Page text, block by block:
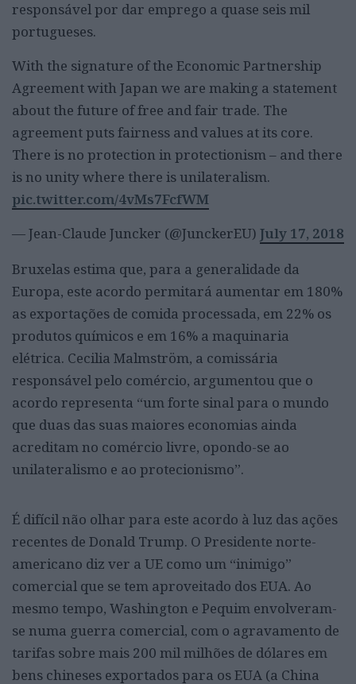
responsável por dar emprego a quase seis mil
portugueses.
With the signature of the Economic Partnership
Agreement with Japan we are making a statement
about the future of free and fair trade. The
agreement puts fairness and values at its core.
There is no protection in protectionism – and there
is no unity where there is unilateralism.
pic.twitter.com/4vMs7FcfWM
— Jean-Claude Juncker (@JunckerEU) July 17, 2018
Bruxelas estima que, para a generalidade da
Europa, este acordo permitará aumentar em 180%
as exportações de comida processada, em 22% os
produtos químicos e em 16% a maquinaria
elétrica. Cecilia Malmström, a comissária
responsável pelo comércio, argumentou que o
acordo representa “um forte sinal para o mundo
que duas das suas maiores economias ainda
acreditam no comércio livre, opondo-se ao
unilateralismo e ao protecionismo”.
É difícil não olhar para este acordo à luz das ações
recentes de Donald Trump. O Presidente norte-
americano diz ver a UE como um “inimigo”
comercial que se tem aproveitado dos EUA. Ao
mesmo tempo, Washington e Pequim envolveram-
se numa guerra comercial, com o agravamento de
tarifas sobre mais 200 mil milhões de dólares em
bens chineses exportados para os EUA (a China